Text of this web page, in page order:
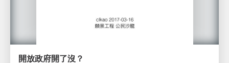
開放政府開了沒？